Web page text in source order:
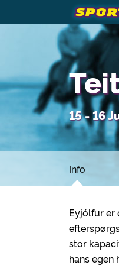
15 - 16
Info
Eyjólfur er
stor
hans egen